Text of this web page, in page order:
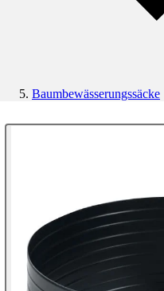
Baumbewässerungssäcke